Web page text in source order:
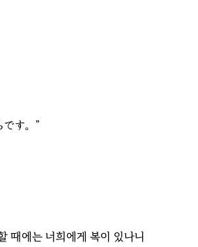
す。”
때에는 너희에게 복이 있나니